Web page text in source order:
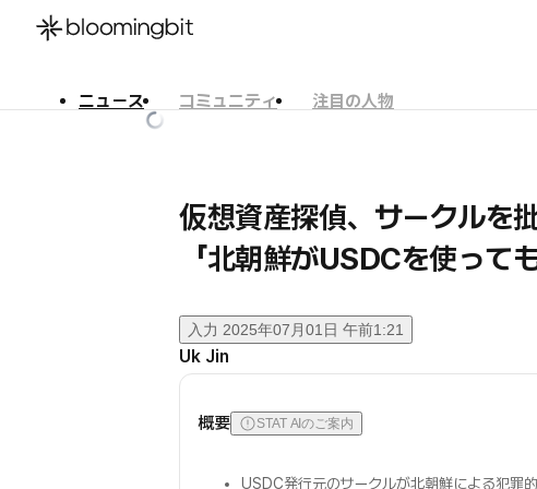
ニュース コミュニティ
注目の人物
仮想資産探偵、サークルを
「北朝鮮がUSDCを使って
入力 2025年07月01日 午前1:21
Uk Jin
概要 STAT AIのご案内
USDC発行元のサークルが北朝鮮による犯罪